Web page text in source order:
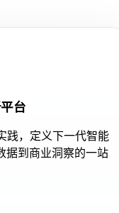
台
践，定义下一代智能
据到商业洞察的一站